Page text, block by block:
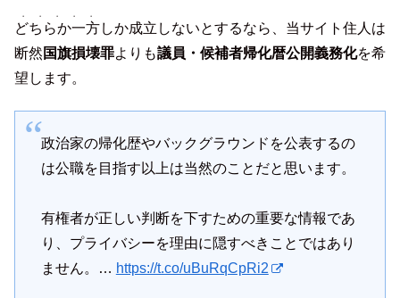
どちらか一方
・・・・・
しか成立しないとするなら、当サイト住人は
断然 国旗損壊罪よりも議員・候補者帰化暦公開義務化を希
望します。
政治家の帰化歴やバックグラウンドを公表するの
は公職を目指す以上は当然のことだと思います。
有権者が正しい判断を下すための重要な情報であ
り、プライバシーを理由に隠すべきことではあり
ません。… https://t.co/uBuRqCpRi2